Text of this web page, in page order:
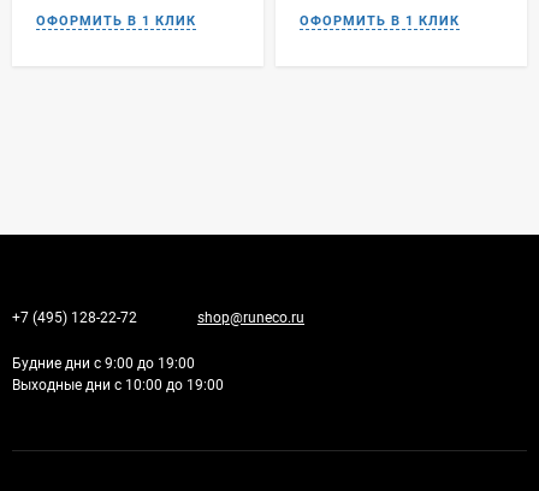
+7 (495) 128-22-72 shop@runeco.ru
Будние дни с 9:00 до 19:00
Выходные дни с 10:00 до 19:00